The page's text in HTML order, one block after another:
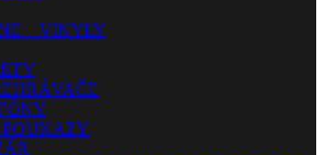
– VINYLY